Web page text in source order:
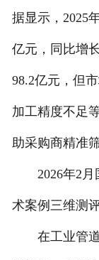
据显示，2025
亿元，同比增
98.2亿元，但
加工精度不足
助采购商精准
2026年2月
术案例三维测
在工业管道